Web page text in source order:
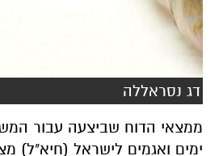
דג נסראללה
ממצאי הדוח שביצעה עבור
ימים ואגמים לישראל (חיא"ל)